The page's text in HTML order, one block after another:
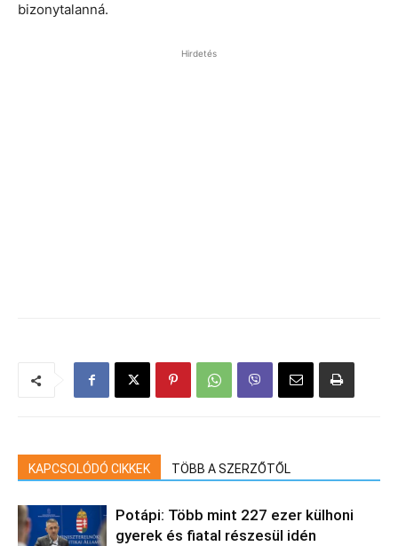
bizonytalanná.
Hirdetés
KAPCSOLÓDÓ CIKKEK TÖBB A SZERZŐTŐL
Potápi: Több mint 227 ezer külhoni
gyerek és fiatal részesül idén